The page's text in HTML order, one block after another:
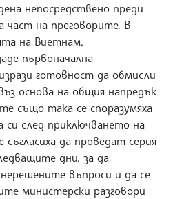
непосредствено преди
част на преговорите. В
на Виетнам,
първоначална
готовност да обмисли
основа на общия напредък
също така се споразумяха
след приключването на
съгласиха да проведат серия
дни, за да
въпроси и да се
министерски разговори